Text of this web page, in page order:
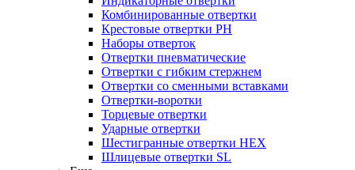
Комбинированные отвертки
Крестовые отвертки PH
Наборы отверток
Отвертки пневматические
Отвертки с гибким стержнем
Отвертки со сменными вставками
Отвертки-воротки
Торцевые отвертки
Ударные отвертки
Шестигранные отвертки HEX
Шлицевые отвертки SL